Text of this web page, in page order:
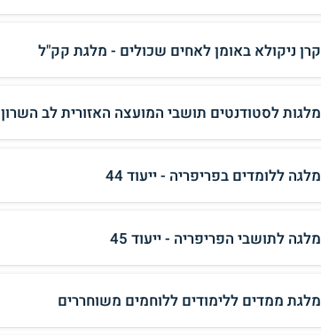
קרן ניקולא באומן לאחים שכולים - מלגת קק"ל
מלגות לסטודנטים תושבי המועצה האזורית לב השרון
מלגה ללומדים בפריפריה - ייעוד 44
מלגה לתושבי הפריפריה - ייעוד 45
מלגת ממדים ללימודים ללוחמים משוחררים